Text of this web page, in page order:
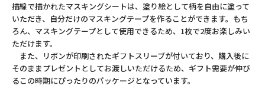
描線で描かれたマスキングシートは、塗り絵として柄を自由に塗って
いただき、自分だけのマスキングテープを作ることができます。もち
ろん、マスキングテープとして使用できるため、1枚で2度お楽しみい
ただけます。
また、リボンが印刷されたギフトスリーブが付いており、購入後に
そのままプレゼントとしてお渡しいただけるため、ギフト需要が伸び
るこの時期にぴったりのパッケージとなっています。